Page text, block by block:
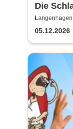
Die
05.12.2026